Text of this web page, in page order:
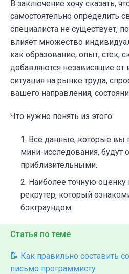
В заключение хочу сказать,
самостоятельно определить
специалиста не существует,
влияет множество
как образование, опыт, стек,
добавляются независящие от
ситуация на рынке труда,
вашего направления,
Что нужно понять из этого:
Все данные, которые вы
мини-исследования, будут
приблизительными.
Наиболее точную
рекрутер, который
бэкграундом.
Статья по теме
📝 Как правильно составить
письмо программисту